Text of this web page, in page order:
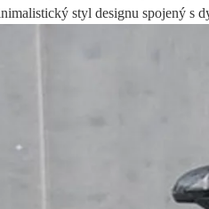
styl designu spojený s